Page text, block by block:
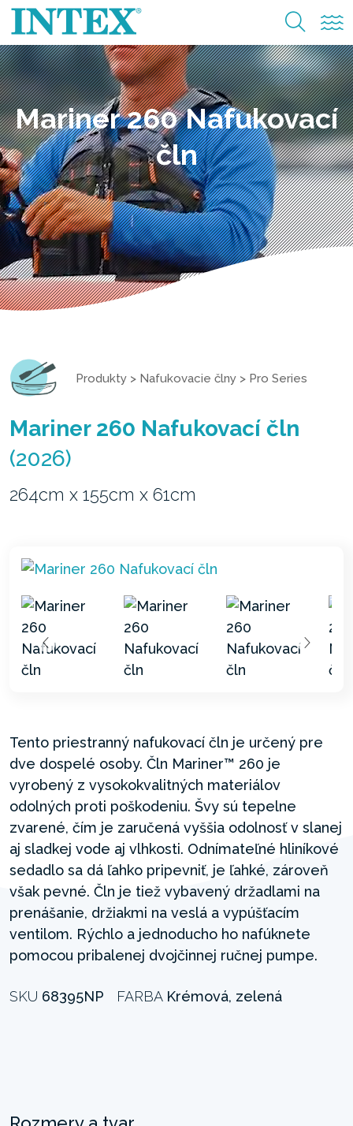
Mariner 260 Nafukovací
čln
Produkty > Nafukovacie člny > Pro Series
Mariner 260 Nafukovací čln
(2026)
264cm x 155cm x 61cm
Tento priestranný nafukovací čln je určený pre
dve dospelé osoby. Čln Mariner™ 260 je
vyrobený z vysokokvalitných materiálov
odolných proti poškodeniu. Švy sú tepelne
zvarené, čím je zaručená vyššia odolnosť v slanej
aj sladkej vode aj vlhkosti. Odnímateľné hliníkové
sedadlo sa dá ľahko pripevniť, je ľahké, zároveň
však pevné. Čln je tiež vybavený držadlami na
prenášanie, držiakmi na veslá a vypúšťacím
ventilom. Rýchlo a jednoducho ho nafúknete
pomocou pribalenej dvojčinnej ručnej pumpe.
SKU 68395NP FARBA Krémová, zelená